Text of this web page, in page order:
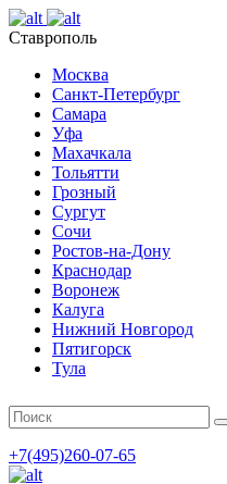
Ставрополь
Москва
Санкт-Петербург
Самара
Уфа
Махачкала
Тольятти
Грозный
Сургут
Сочи
Ростов-на-Дону
Краснодар
Воронеж
Калуга
Нижний Новгород
Пятигорск
Тула
+7(495)260-07-65